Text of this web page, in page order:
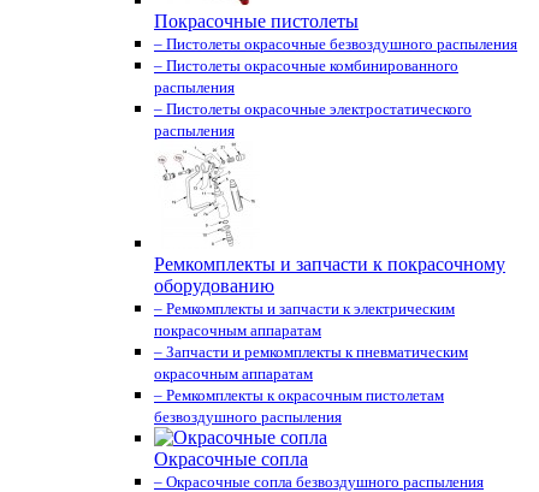
Покрасочные пистолеты
– Пистолеты окрасочные безвоздушного распыления
– Пистолеты окрасочные комбинированного
распыления
– Пистолеты окрасочные электростатического
распыления
Ремкомплекты и запчасти к покрасочному
оборудованию
– Ремкомплекты и запчасти к электрическим
покрасочным аппаратам
– Запчасти и ремкомплекты к пневматическим
окрасочным аппаратам
– Ремкомплекты к окрасочным пистолетам
безвоздушного распыления
Окрасочные сопла
– Окрасочные сопла безвоздушного распыления